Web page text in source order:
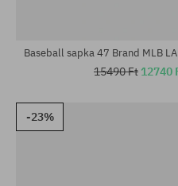
Baseball sapka 47 Brand MLB
15490 Ft 12740
-23%